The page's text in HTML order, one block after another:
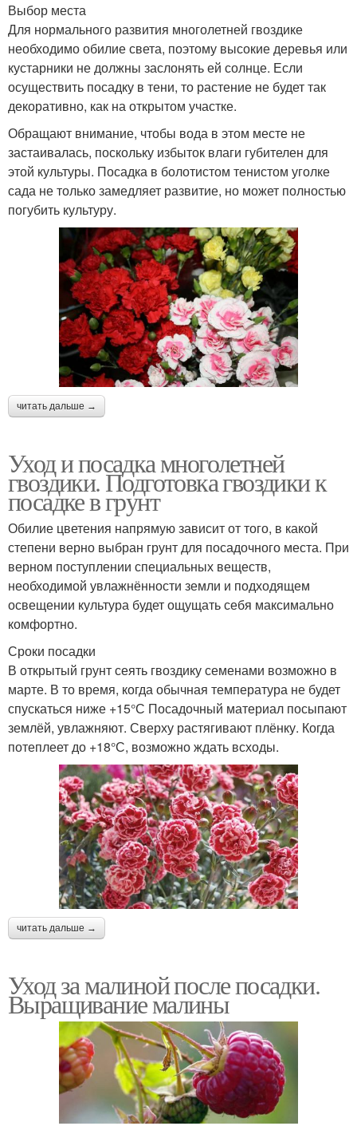
Выбор места
Для нормального развития многолетней гвоздике
необходимо обилие света, поэтому высокие деревья или
кустарники не должны заслонять ей солнце. Если
осуществить посадку в тени, то растение не будет так
декоративно, как на открытом участке.
Обращают внимание, чтобы вода в этом месте не
застаивалась, поскольку избыток влаги губителен для
этой культуры. Посадка в болотистом тенистом уголке
сада не только замедляет развитие, но может полностью
погубить культуру.
читать дальше →
Уход и посадка многолетней
гвоздики. Подготовка гвоздики к
посадке в грунт
Обилие цветения напрямую зависит от того, в какой
степени верно выбран грунт для посадочного места. При
верном поступлении специальных веществ,
необходимой увлажнённости земли и подходящем
освещении культура будет ощущать себя максимально
комфортно.
Сроки посадки
В открытый грунт сеять гвоздику семенами возможно в
марте. В то время, когда обычная температура не будет
спускаться ниже +15°С Посадочный материал посыпают
землёй, увлажняют. Сверху растягивают плёнку. Когда
потеплеет до +18°С, возможно ждать всходы.
читать дальше →
Уход за малиной после посадки.
Выращивание малины